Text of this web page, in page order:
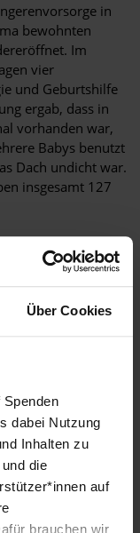
Über Cookies
dabei Nutzung
Inhalten zu
die
auf
brauchen wir
in
bewohnten
Im
vier
und Geburtshilfe
ergab, dass in
vorhanden war,
Babys benutzt
Dach undicht war.
insgesamt 127
für die Rechte
in
waren,
misshandelt
des
unmenschlicher
besorgt darüber,
VerwaItung und
in Skopje zu
gestorben